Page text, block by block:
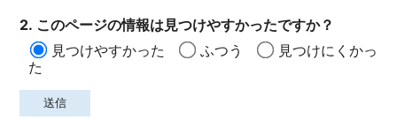
2. このページの情報は見つけやすかったですか？
見つけやすかった
ふつう
見つけにくかっ
た